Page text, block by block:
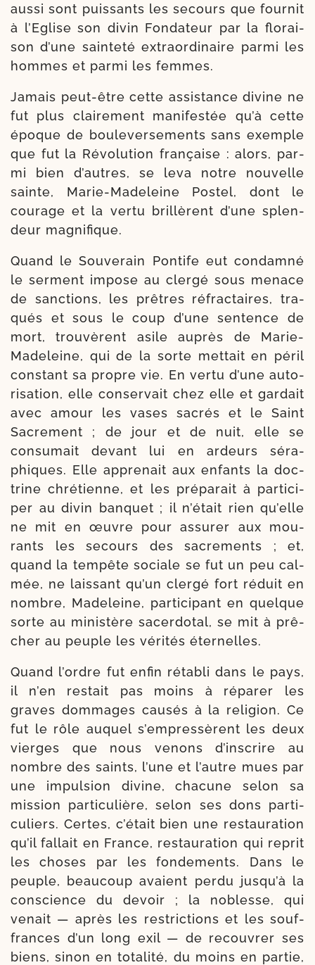
aus­si sont puis­sants les secours que four­nit
à l’Eglise son divin Fondateur par la flo­rai­
son d’une sain­te­té extra­or­di­naire par­mi les
hommes et par­mi les femmes.
Jamais peut-​être cette assis­tance divine ne
fut plus clai­re­ment mani­festée qu’à cette
époque de bou­le­ver­se­ments sans exemple
que fut la Révolution fran­çaise : alors, par­
mi bien d’autres, se leva notre nou­velle
sainte, Marie-​Madeleine Postel, dont le
cou­rage et la ver­tu bril­lèrent d’une splen­
deur magnifique.
Quand le Souverain Pontife eut condam­né
le ser­ment impose au cler­gé sous menace
de sanc­tions, les prêtres réfrac­taires, tra­
qués et sous le coup d’une sen­tence de
mort, trou­vèrent asile auprès de Marie-​
Madeleine, qui de la sorte met­tait en péril
constant sa propre vie. En ver­tu d’une auto­
ri­sa­tion, elle conser­vait chez elle et gar­dait
avec amour les vases sacrés et le Saint
Sacrement ; de jour et de nuit, elle se
consu­mait devant lui en ardeurs séra­
phiques. Elle appre­nait aux enfants la doc­
trine chré­tienne, et les pré­pa­rait à par­ti­ci­
per au divin ban­quet ; il n’était rien qu’elle
ne mit en œuvre pour assu­rer aux mou­
rants les secours des sacre­ments ; et,
quand la tem­pête sociale se fut un peu cal­
mée, ne lais­sant qu’un cler­gé fort réduit en
nombre, Madeleine, par­ti­ci­pant en quelque
sorte au minis­tère sacer­do­tal, se mit à prê­
cher au peuple les véri­tés éternelles.
Quand l’ordre fut enfin réta­bli dans le pays,
il n’en res­tait pas moins à répa­rer les
graves dom­mages cau­sés à la reli­gion. Ce
fut le rôle auquel s’empressèrent les deux
vierges que nous venons d’inscrire au
nombre des saints, l’une et l’autre mues par
une impul­sion divine, cha­cune selon sa
mis­sion par­ti­cu­lière, selon ses dons par­ti­
cu­liers. Certes, c’était bien une res­tau­ra­tion
qu’il fal­lait en France, restaura­tion qui reprit
les choses par les fon­de­ments. Dans le
peuple, beau­coup avaient per­du jusqu’à la
conscience du devoir ; la noblesse, qui
venait — après les res­tric­tions et les souf­
frances d’un long exil — de recou­vrer ses
biens, sinon en tota­li­té, du moins en par­tie,